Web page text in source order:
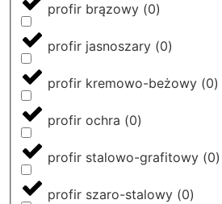
profir brązowy (0)
profir jasnoszary (0)
profir kremowo-beżowy (0)
profir ochra (0)
profir stalowo-grafitowy (0)
profir szaro-stalowy (0)